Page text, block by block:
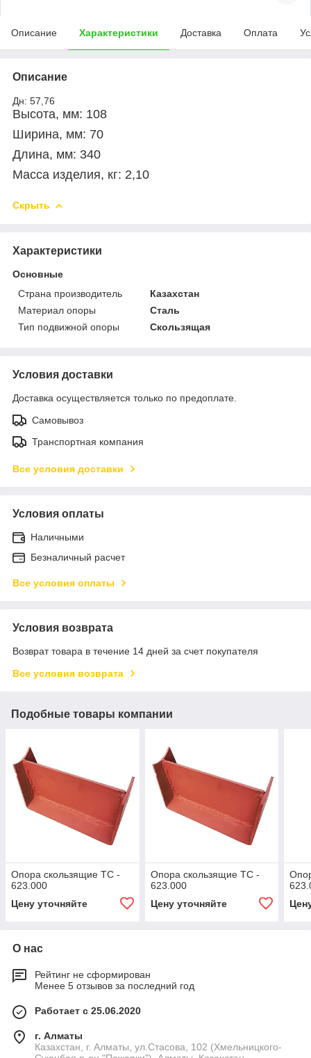
Описание Характеристики Доставка Оплата
Описание
Дн: 57,76
Высота, мм: 108
Ширина, мм: 70
Длина, мм: 340
Масса изделия, кг: 2,10
Скрыть
Характеристики
Основные
Страна производитель
Казахстан
Материал опоры
Сталь
Тип подвижной опоры
Скользящая
Условия доставки
Доставка осуществляется только по предоплате.
Самовывоз
Транспортная компания
Все условия доставки
Условия оплаты
Наличными
Безналичный расчет
Все условия оплаты
Условия возврата
Возврат товара в течение 14 дней за счет покупателя
Все условия возврата
Подобные товары компании
Опора скользящие ТС -
623.000
Цену уточняйте
Опора скользящие ТС -
623.000
Цену уточняйте
О нас
Рейтинг не сформирован
Менее 5 отзывов за последний год
Работает с 25.06.2020
г. Алматы
Казахстан, г. Алматы, ул.Стасова, 102 (Хмельницкого-